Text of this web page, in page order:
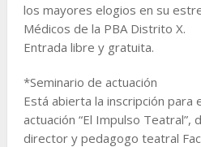
los mayores elogios en su
Médicos de la PBA Distrito X.
Entrada libre y gratuita.
*Seminario de actuación
Está abierta la inscripción para
actuación “El Impulso Teatral”,
director y pedagogo teatral